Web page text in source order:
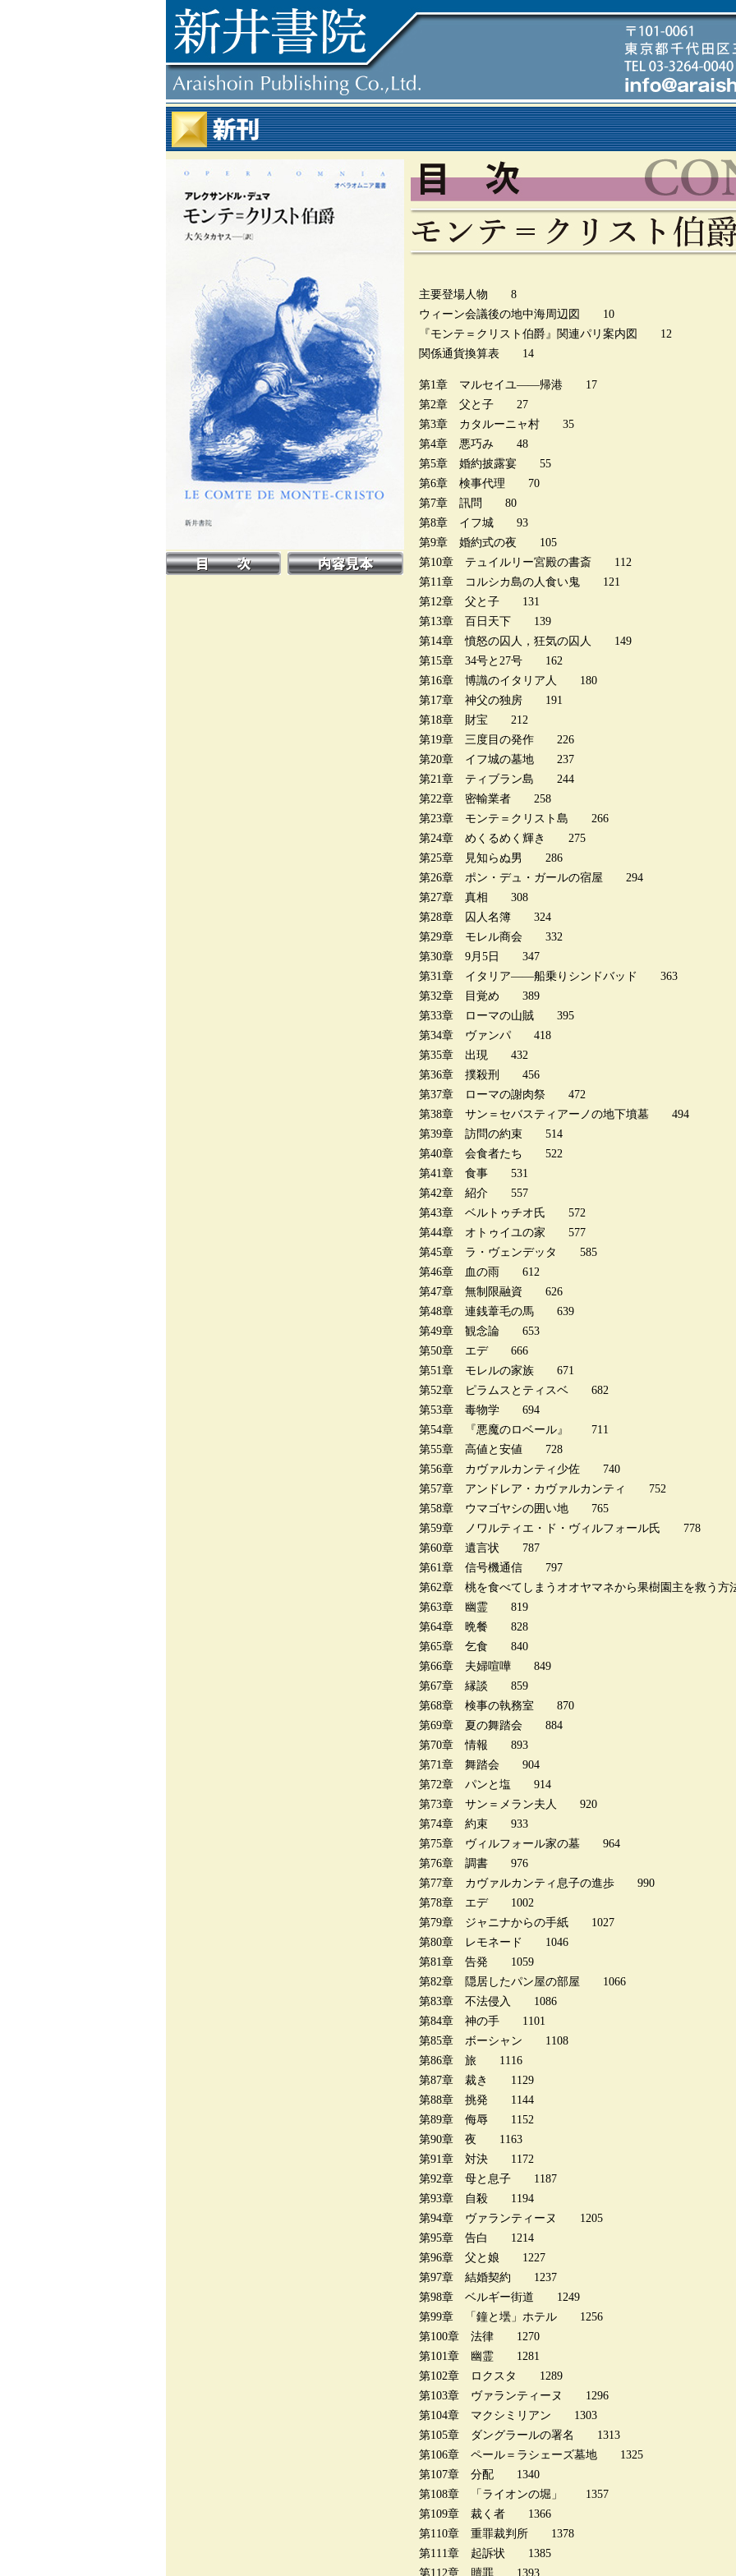
主要登場人物 8
ウィーン会議後の地中海周辺図 10
『モンテ＝クリスト伯爵』関連パリ案内図 12
関係通貨換算表 14
第1章 マルセイユ――帰港 17
第2章 父と子 27
第3章 カタルーニャ村 35
第4章 悪巧み 48
第5章 婚約披露宴 55
第6章 検事代理 70
第7章 訊問 80
第8章 イフ城 93
第9章 婚約式の夜 105
第10章 テュイルリー宮殿の書斎 112
第11章 コルシカ島の人食い鬼 121
第12章 父と子 131
第13章 百日天下 139
第14章 憤怒の囚人，狂気の囚人 149
第15章 34号と27号 162
第16章 博識のイタリア人 180
第17章 神父の独房 191
第18章 財宝 212
第19章 三度目の発作 226
第20章 イフ城の墓地 237
第21章 ティブラン島 244
第22章 密輸業者 258
第23章 モンテ＝クリスト島 266
第24章 めくるめく輝き 275
第25章 見知らぬ男 286
第26章 ポン・デュ・ガールの宿屋 294
第27章 真相 308
第28章 囚人名簿 324
第29章 モレル商会 332
第30章 9月5日 347
第31章 イタリア――船乗りシンドバッド 363
第32章 目覚め 389
第33章 ローマの山賊 395
第34章 ヴァンパ 418
第35章 出現 432
第36章 撲殺刑 456
第37章 ローマの謝肉祭 472
第38章 サン＝セバスティアーノの地下墳墓 494
第39章 訪問の約束 514
第40章 会食者たち 522
第41章 食事 531
第42章 紹介 557
第43章 ベルトゥチオ氏 572
第44章 オトゥイユの家 577
第45章 ラ・ヴェンデッタ 585
第46章 血の雨 612
第47章 無制限融資 626
第48章 連銭葦毛の馬 639
第49章 観念論 653
第50章 エデ 666
第51章 モレルの家族 671
第52章 ピラムスとティスベ 682
第53章 毒物学 694
第54章 『悪魔のロベール』 711
第55章 高値と安値 728
第56章 カヴァルカンティ少佐 740
第57章 アンドレア・カヴァルカンティ 752
第58章 ウマゴヤシの囲い地 765
第59章 ノワルティエ・ド・ヴィルフォール氏 778
第60章 遺言状 787
第61章 信号機通信 797
第62章 桃を食べてしまうオオヤマネから果樹園主を救う
第63章 幽霊 819
第64章 晩餐 828
第65章 乞食 840
第66章 夫婦喧嘩 849
第67章 縁談 859
第68章 検事の執務室 870
第69章 夏の舞踏会 884
第70章 情報 893
第71章 舞踏会 904
第72章 パンと塩 914
第73章 サン＝メラン夫人 920
第74章 約束 933
第75章 ヴィルフォール家の墓 964
第76章 調書 976
第77章 カヴァルカンティ息子の進歩 990
第78章 エデ 1002
第79章 ジャニナからの手紙 1027
第80章 レモネード 1046
第81章 告発 1059
第82章 隠居したパン屋の部屋 1066
第83章 不法侵入 1086
第84章 神の手 1101
第85章 ボーシャン 1108
第86章 旅 1116
第87章 裁き 1129
第88章 挑発 1144
第89章 侮辱 1152
第90章 夜 1163
第91章 対決 1172
第92章 母と息子 1187
第93章 自殺 1194
第94章 ヴァランティーヌ 1205
第95章 告白 1214
第96章 父と娘 1227
第97章 結婚契約 1237
第98章 ベルギー街道 1249
第99章 「鐘と壜」ホテル 1256
第100章 法律 1270
第101章 幽霊 1281
第102章 ロクスタ 1289
第103章 ヴァランティーヌ 1296
第104章 マクシミリアン 1303
第105章 ダングラールの署名 1313
第106章 ペール＝ラシェーズ墓地 1325
第107章 分配 1340
第108章 「ライオンの堀」 1357
第109章 裁く者 1366
第110章 重罪裁判所 1378
第111章 起訴状 1385
第112章 贖罪 1393